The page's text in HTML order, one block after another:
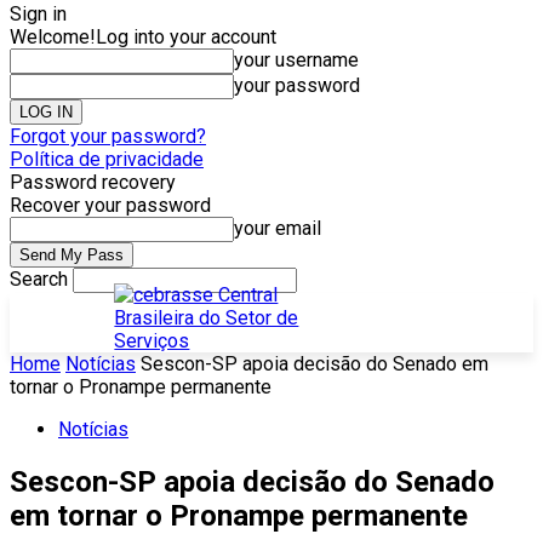
Sign in
Welcome!Log into your account
your username
your password
Forgot your password?
Política de privacidade
Password recovery
Recover your password
your email
Search
Home Notícias Sescon-SP apoia decisão do Senado em
tornar o Pronampe permanente
Notícias
Sescon-SP apoia decisão do Senado
em tornar o Pronampe permanente